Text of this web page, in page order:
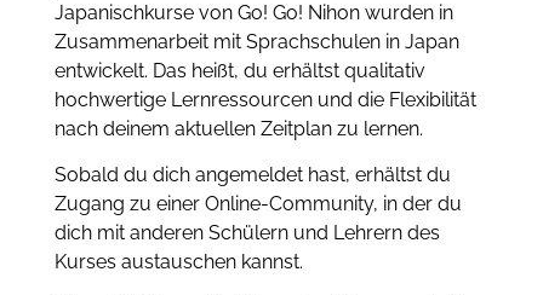
Japanischkurse von Go! Go! Nihon wurden in
Zusammenarbeit mit Sprachschulen in Japan
entwickelt. Das heißt, du erhältst qualitativ
hochwertige Lernressourcen und die Flexibilität
nach deinem aktuellen Zeitplan zu lernen.
Sobald du dich angemeldet hast, erhältst du
Zugang zu einer Online-Community, in der du
dich mit anderen Schülern und Lehrern des
Kurses austauschen kannst.